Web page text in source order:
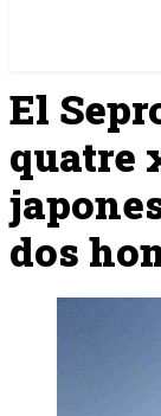
El
quatre
dos